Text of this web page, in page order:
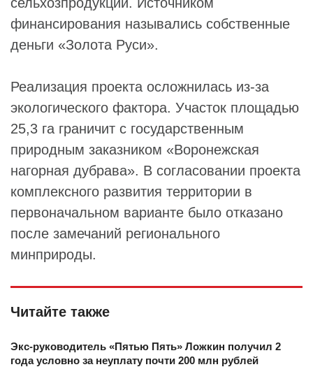
финансирования назывались собственные
деньги «Золота Руси».
Реализация проекта осложнилась из-за
экологического фактора. Участок площадью
25,3 га граничит с государственным
природным заказником «Воронежская
нагорная дубрава». В согласовании проекта
комплексного развития территории в
первоначальном варианте было отказано
после замечаний регионального
минприроды.
Читайте также
Экс-руководитель «Пятью Пять» Ложкин получил 2
года условно за неуплату почти 200 млн рублей